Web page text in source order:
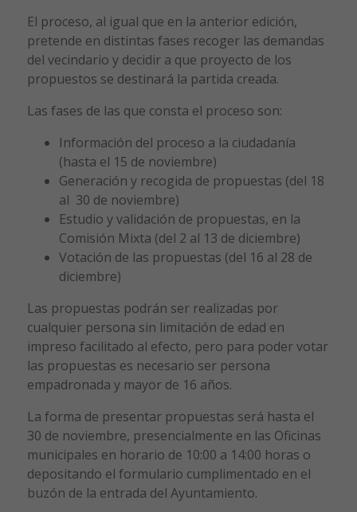
El proceso, al igual que en la anterior edición,
pretende en distintas fases recoger las demandas
del vecindario y decidir a que proyecto de los
propuestos se destinará la partida creada.
Las fases de las que consta el proceso son:
Información del proceso a la ciudadanía
(hasta el 15 de noviembre)
Generación y recogida de propuestas (del 18
al 30 de noviembre)
Estudio y validación de propuestas, en la
Comisión Mixta (del 2 al 13 de diciembre)
Votación de las propuestas (del 16 al 28 de
diciembre)
Las propuestas podrán ser realizadas por
cualquier persona sin limitación de edad en
impreso facilitado al efecto, pero para poder votar
las propuestas es necesario ser persona
empadronada y mayor de 16 años.
La forma de presentar propuestas será hasta el
30 de noviembre, presencialmente en las Oficinas
municipales en horario de 10:00 a 14:00 horas o
depositando el formulario cumplimentado en el
buzón de la entrada del Ayuntamiento.